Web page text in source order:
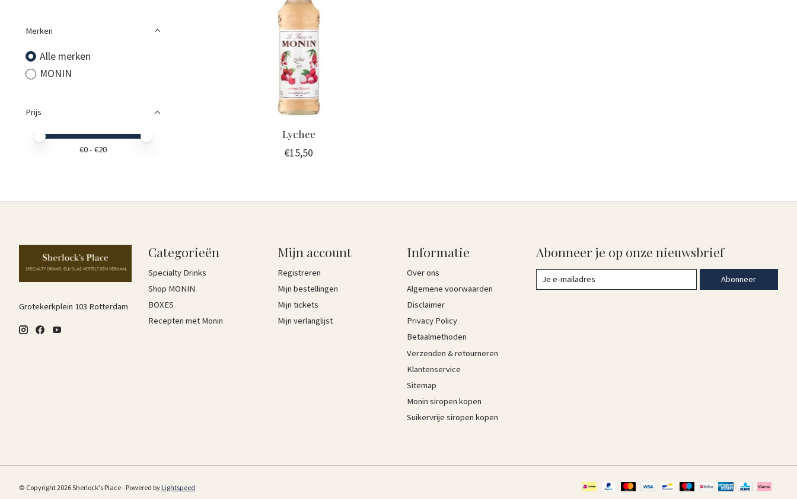
Merken
Alle merken
MONIN
Prijs
Minimale prijswaarde
Price maximum value
€0- €20
Lychee
€15,50
Grotekerkplein 103 Rotterdam
Categorieën
Specialty Drinks
Shop MONIN
BOXES
Recepten met Monin
Mijn account
Registreren
Mijn bestellingen
Mijn tickets
Mijn verlanglijst
Informatie
Over ons
Algemene voorwaarden
Disclaimer
Privacy Policy
Betaalmethoden
Verzenden & retourneren
Klantenservice
Sitemap
Monin siropen kopen
Suikervrije siropen kopen
Abonneer je op onze nieuwsbrief
Abonneer
© Copyright 2026 Sherlock's Place - Powered byLightspeed